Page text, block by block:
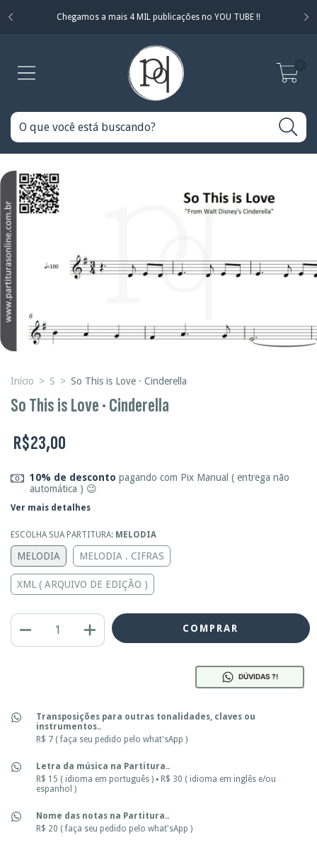
Chegamos a mais 4 MIL publicações no YOU TUBE !!
Início > S > So This is Love · Cinderella
So This is Love · Cinderella
R$23,00
10% de desconto pagando com Pix Manual ( entrega não
automática ) 😉
Ver mais detalhes
ESCOLHA SUA PARTITURA: MELODIA
MELODIA MELODIA . CIFRAS
XML ( ARQUIVO DE EDIÇÃO )
DÚVIDAS ?!
Transposições para outras tonalidades, claves ou
instrumentos..
R$ 7 ( faça seu pedido pelo what'sApp )
Letra da música na Partitura..
R$ 15 ( idioma em português ) ▪ R$ 30 ( idioma em inglês e/ou
espanhol )
Nome das notas na Partitura..
R$ 20 ( faça seu pedido pelo what'sApp )